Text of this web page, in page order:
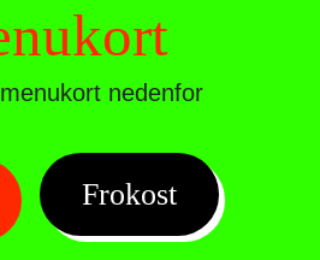
nedenfor
Frokost